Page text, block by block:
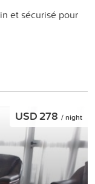
et sécurisé pour
USD 278 / night